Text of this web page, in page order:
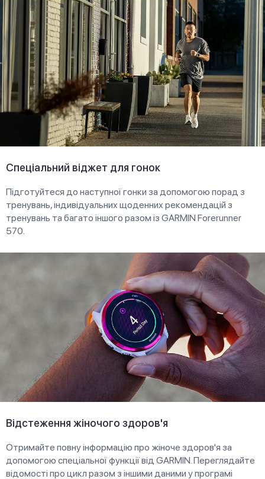
Спеціальний віджет для гонок
Підготуйтеся до наступної гонки за допомогою порад з
тренувань, індивідуальних щоденних рекомендацій з
тренувань та багато іншого разом із GARMIN Forerunner
570.
Відстеження жіночого здоров'я
Отримайте повну інформацію про жіноче здоров'я за
допомогою спеціальної функції від GARMIN. Переглядайте
відомості про цикл разом з іншими даними у програмі